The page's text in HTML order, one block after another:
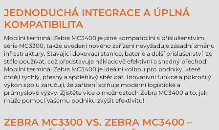
JEDNODUCHÁ INTEGRACE A ÚPLNÁ
KOMPATIBILITA
Mobilní terminál Zebra MC3400 je plně kompatibilní s příslušenstvím
série MC3300, takže uvedení nového zařízení nevyžaduje zásadní změnu
infrastruktury. Stávající dokovací stanice, baterie a další příslušenství lze
stále používat, což představuje nákladově efektivní a snadný přechod.
Mobilní terminál Zebra MC3400 je ideální volbou pro podniky, které
chtějí rychlý, přesný a spolehlivý sběr dat. Inovativní funkce a pokročilý
výkon spolu zaručují, že zařízení splňuje moderní logistické a
průmyslové výzvy. Zjistěte více o možnostech Zebra MC3400 a to, jak
může pomoci Vašemu podniku zvýšit efektivitu!
ZEBRA MC3300 VS. ZEBRA MC3400 –